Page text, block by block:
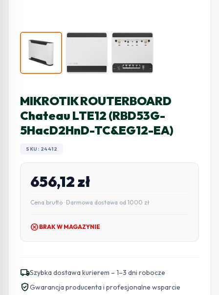
MIKROTIK ROUTERBOARD
Chateau LTE12 (RBD53G-
5HacD2HnD-TC&EG12-EA)
SKU: 24412
656,12zł
Cena brutto · Darmowa dostawa od 1000 zł
cancel BRAK W MAGAZYNIE
local_shippingSzybka dostawa kurierem – 1–3 dni robocze
verified_userGwarancja producenta i profesjonalne wsparcie